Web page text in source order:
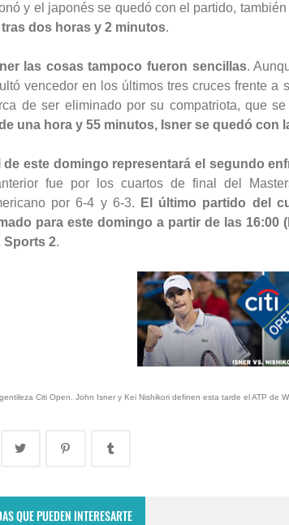
y el japonés se quedó con el partido,
tras dos horas y 2 minutos.
las cosas tampoco fueron sencillas.
vencedor en los últimos tres cruces frente a
de ser eliminado por su compatriota, que
una hora y 55 minutos, Isner se quedó con
de este domingo representará el segundo
fue por los cuartos de final del
por 6-4 y 6-3.
El último partido del
para este domingo a partir de las
Sports 2.
gentileza Citi Open. John Isner y Kei Nishikori definen esta tarde el ATP de
QUE PUEDEN INTERESARTE